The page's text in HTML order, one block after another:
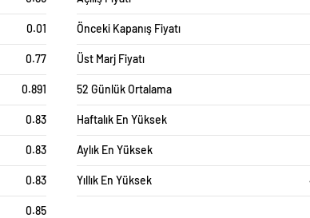
0.01 Önceki Kapanış Fiyatı
0.77 Üst Marj Fiyatı
0.891 52 Günlük Ortalama
0.83 Haftalık En Yüksek
0.83 Aylık En Yüksek
0.83 Yıllık En Yüksek
0.85